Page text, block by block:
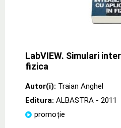
LabVIEW. Simulari
fizica
Autor(i): Traian Anghel
Editura: ALBASTRA - 2011
promoție